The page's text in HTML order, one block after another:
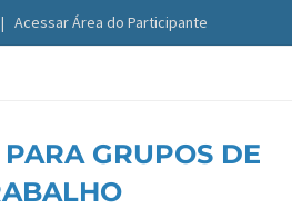
| Acessar Área do Participante
GRUPOS DE